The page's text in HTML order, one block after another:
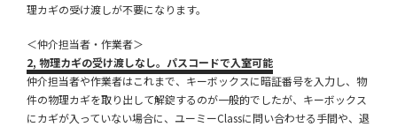
理カギの受け渡しが不要になります。
＜仲介担当者・作業者＞
2, 物理カギの受け渡しなし。パスコードで入室可能
仲介担当者や作業者はこれまで、キーボックスに暗証番号を入力し、物
件の物理カギを取り出して解錠するのが一般的でしたが、キーボックス
にカギが入っていない場合に、ユーミーClassに問い合わせる手間や、退